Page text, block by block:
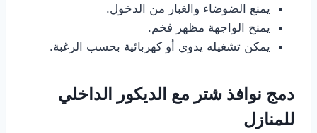
يمنع الضوضاء والغبار من الدخول.
يمنح الواجهة مظهر فخم.
يمكن تشغيله يدوي أو كهربائية بحسب الرغبة.
دمج نوافذ شتر مع الديكور الداخلي
للمنازل